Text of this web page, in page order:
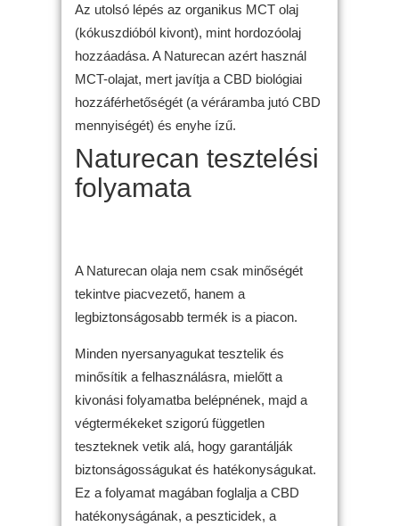
Az utolsó lépés az organikus MCT olaj
(kókuszdióból kivont), mint hordozóolaj
hozzáadása. A Naturecan azért használ
MCT-olajat, mert javítja a CBD biológiai
hozzáférhetőségét (a véráramba jutó CBD
mennyiségét) és enyhe ízű.
Naturecan tesztelési
folyamata
A Naturecan olaja nem csak minőségét
tekintve piacvezető, hanem a
legbiztonságosabb termék is a piacon.
Minden nyersanyagukat tesztelik és
minősítik a felhasználásra, mielőtt a
kivonási folyamatba belépnének, majd a
végtermékeket szigorú független
teszteknek vetik alá, hogy garantálják
biztonságosságukat és hatékonyságukat.
Ez a folyamat magában foglalja a CBD
hatékonyságának, a peszticidek, a